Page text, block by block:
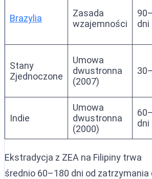
Brazylia
Zasada
wzajemności
dni
Stany
Zjednoczone
Umowa
dwustronna
(2007)
Indie
Umowa
dwustronna
(2000)
dni
Ekstradycja z ZEA na Filipiny trwa
średnio 60–180 dni od zatrzymania